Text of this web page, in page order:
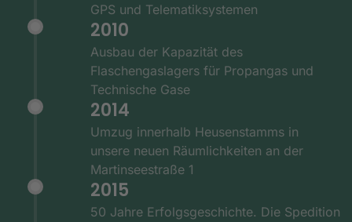
GPS und Telematiksystemen
2010
Ausbau der Kapazität des
Flaschengaslagers für Propangas und
Technische Gase
2014
Umzug innerhalb Heusenstamms in
unsere neuen Räumlichkeiten an der
Martinseestraße 1
2015
50 Jahre Erfolgsgeschichte. Die Spedition